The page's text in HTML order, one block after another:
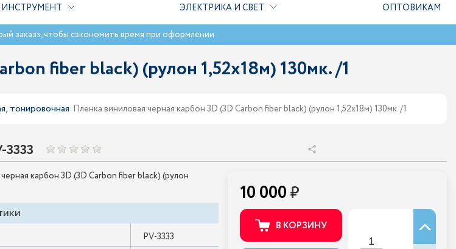
ИНСТРУМЕНТ ЭЛЕКТРИКА И СВЕТ ОПТОВИКАМ
заказ», чтобы сэкономить время при оформлении
fiber black) (рулон 1,52х18м) 130мк. /1
тонировочная Пленка виниловая черная карбон 3D (3D Carbon fiber black) (рулон 1,52х18м) 130мк. /1
3333
карбон 3D (3D Carbon fiber black) (рулон
PV-3333
10 000
В КОРЗИНУ